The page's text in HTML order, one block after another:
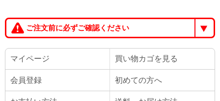
ご注文前に必ずご確認ください
マイページ 買い物カゴを見る
会員登録 初めての方へ